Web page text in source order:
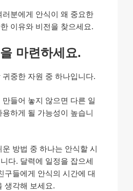
분에게 안식이 왜 중요한
이유와 비전을 찾으세요.
마련하세요.
중한 자원 중 하나입니다.
들어 놓지 않으면 다른 일
하게 될 가능성이 높습니
방법 중 하나는 안식할 시
다. 달력에 일정을 잡으세
구들에게 안식의 시간에 대
생각해 보세요.